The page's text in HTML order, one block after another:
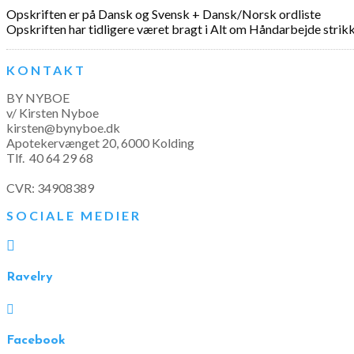
Opskriften er på Dansk og Svensk + Dansk/Norsk ordliste
Opskriften har tidligere været bragt i Alt om Håndarbejde
KONTAKT
BY NYBOE
v/ Kirsten Nyboe
kirsten@bynyboe.dk
Apotekervænget 20, 6000 Kolding
Tlf. 40 64 29 68
CVR: 34908389
SOCIALE MEDIER

Ravelry

Facebook